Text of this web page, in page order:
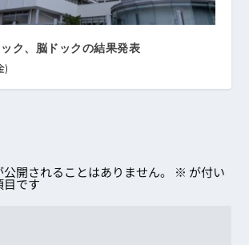
ク、脳ドックの結果発表
)
開されることはありません。 ※ が付い
目です